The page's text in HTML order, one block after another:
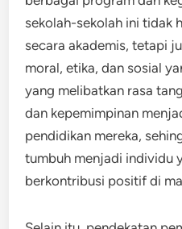
sekolah-sekolah ini tidak
secara akademis, tetapi
moral, etika, dan sosial
yang melibatkan rasa
dan kepemimpinan
pendidikan mereka,
tumbuh menjadi individu
berkontribusi positif di